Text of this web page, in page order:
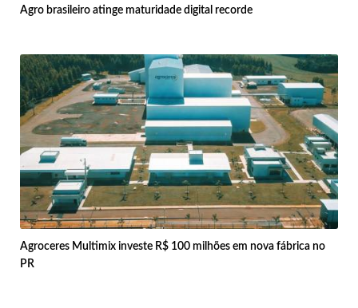
Agro brasileiro atinge maturidade digital recorde
Agroceres Multimix investe R$ 100 milhões em nova fábrica no
PR